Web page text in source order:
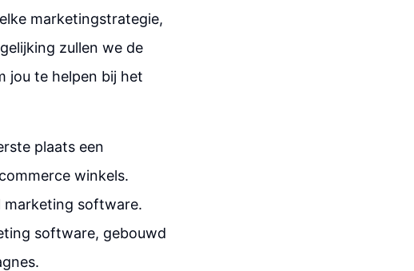
marketingstrategie,
zullen we de
jou te helpen bij het
plaats een
winkels.
marketing software.
software, gebouwd